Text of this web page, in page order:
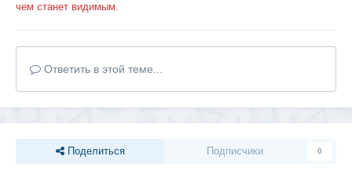
чем станет видимым.
Ответить в этой теме...
Поделиться Подписчики 0